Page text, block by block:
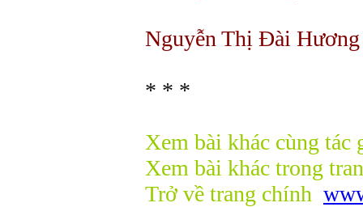
Nguyễn Thị Đài Hương
* * *
Xem bài khác cùng tác
Xem bài khác trong
Trở về trang chính